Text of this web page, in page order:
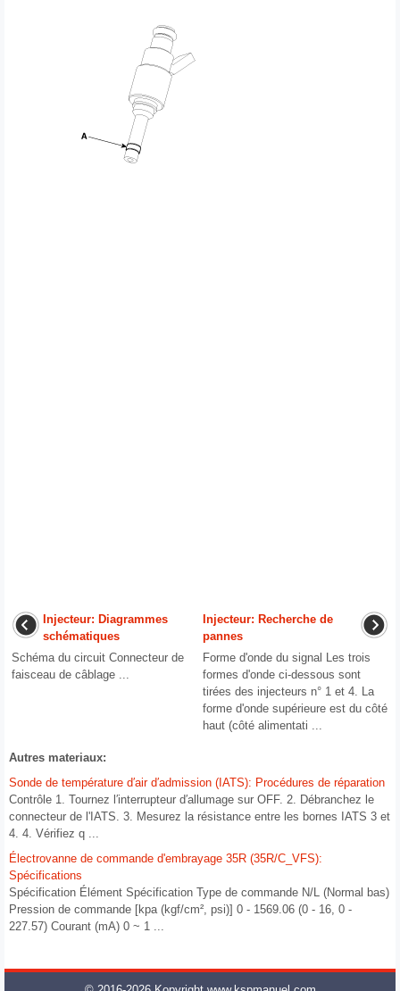
Injecteur: Diagrammes
schématiques
Schéma du circuit Connecteur de
faisceau de câblage ...
Injecteur: Recherche de
pannes
Forme d'onde du signal Les trois
formes d'onde ci-dessous sont
tirées des injecteurs n° ​​1 et 4. La
forme d'onde supérieure est du côté
haut (côté alimentati ...
Autres materiaux:
Sonde de température d′air d′admission (IATS): Procédures de réparation
Contrôle 1. Tournez l′interrupteur d′allumage sur OFF. 2. Débranchez le
connecteur de l'IATS. 3. Mesurez la résistance entre les bornes IATS 3 et
4. 4. Vérifiez q ...
Électrovanne de commande d'embrayage 35R (35R/C_VFS):
Spécifications
Spécification Élément Spécification Type de commande N/L (Normal bas)
Pression de commande [kpa (kgf/cm², psi)] 0 - 1569.06 (0 - 16, 0 -
227.57) Courant (mA) 0 ~ 1 ...